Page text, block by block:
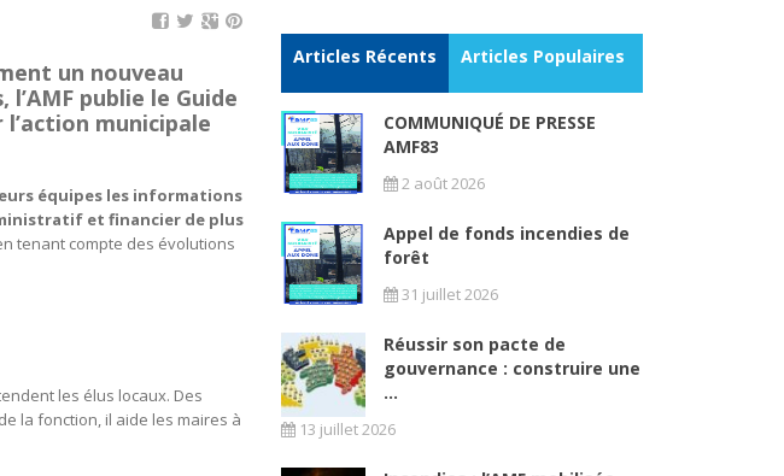
un nouveau
publie le Guide
municipale
équipes les informations
et financier de plus
tenant compte des évolutions
les élus locaux. Des
la fonction, il aide les maires à
Articles Récents Articles Populaires
COMMUNIQUÉ DE PRESSE
AMF83
2 août 2026
Appel de fonds incendies de
forêt
31 juillet 2026
Réussir son pacte de
gouvernance : construire une
...
13 juillet 2026